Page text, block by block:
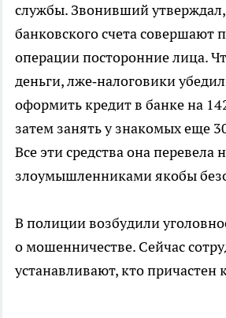
службы. Звонивший утверждал,
банковского счета совершают
операции посторонние лица.
деньги, лже‑налоговики
оформить кредит в банке на
затем занять у знакомых еще
Все эти средства она перевела
злоумышленниками якобы
В полиции возбудили
о мошенничестве. Сейчас
устанавливают, кто причастен